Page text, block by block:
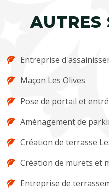
AUTRES
Entreprise
Maçon Les Olives
Pose de portail et
Aménagement de
Création de terrasse
Création de murets et
Entreprise de